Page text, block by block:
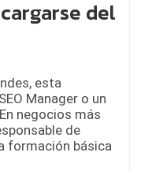
del
esta
Manager o un
negocios más
de
formación básica